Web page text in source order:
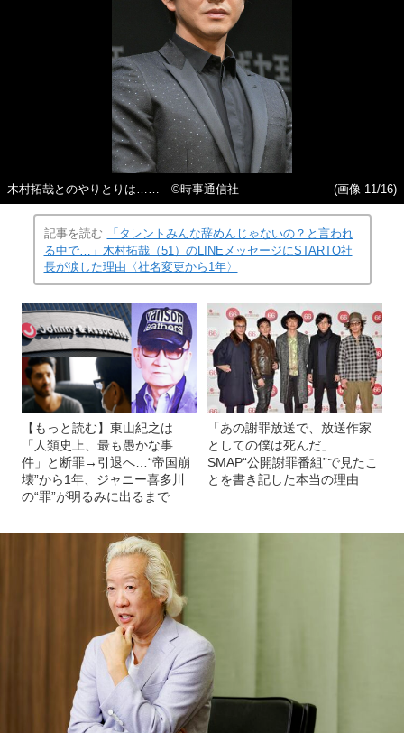
木村拓哉とのやりとりは…… ©時事通信社 (画像 11/16)
記事を読む
「タレントみんな辞めんじゃないの？と言われ
る中で…」木村拓哉（51）のLINEメッセージにSTARTO社
長が涙した理由〈社名変更から1年〉
【もっと読む】東山紀之は
「人類史上、最も愚かな事
件」と断罪→引退へ…“帝国崩
壊”から1年、ジャニー喜多川
の“罪”が明るみに出るまで
「あの謝罪放送で、放送作家
としての僕は死んだ」
SMAP“公開謝罪番組”で見たこ
とを書き記した本当の理由